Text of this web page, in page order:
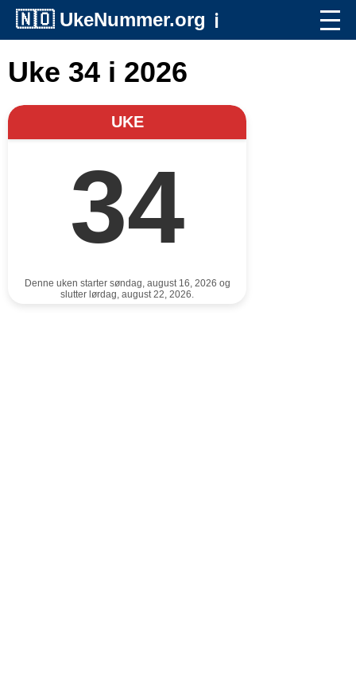
🇳🇴 UkeNummer.org ℹ️
Uke 34 i 2026
UKE
34
Denne uken starter søndag, august 16, 2026 og
slutter lørdag, august 22, 2026.